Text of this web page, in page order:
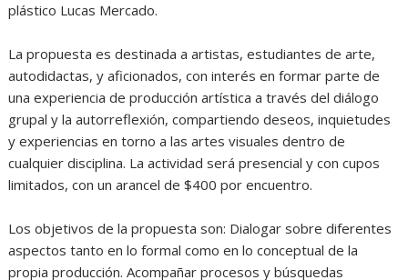
plástico Lucas Mercado.
La propuesta es destinada a artistas, estudiantes de arte,
autodidactas, y aficionados, con interés en formar parte de
una experiencia de producción artística a través del diálogo
grupal y la autorreflexión, compartiendo deseos, inquietudes
y experiencias en torno a las artes visuales dentro de
cualquier disciplina. La actividad será presencial y con cupos
limitados, con un arancel de $400 por encuentro.
Los objetivos de la propuesta son: Dialogar sobre diferentes
aspectos tanto en lo formal como en lo conceptual de la
propia producción. Acompañar procesos y búsquedas